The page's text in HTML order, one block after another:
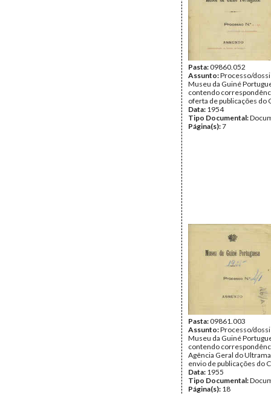
Pasta:09860.052
Assunto:Processo/
Museu da Guiné
contendo
oferta de publicações do
Data: 1954
Tipo Documental:
Página(s):7
Pasta:09861.003
Assunto:Processo/
Museu da Guiné
contendo
Agência Geral do
envio de publicações do
Data: 1955
Tipo Documental:
Página(s): 18